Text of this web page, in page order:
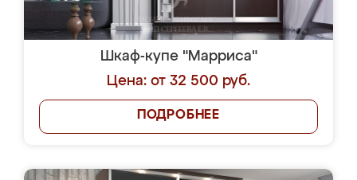
Шкаф-купе "Марриса"
Цена: от 32 500 руб.
ПОДРОБНЕЕ